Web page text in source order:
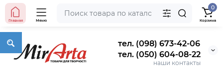
тел. (098) 673-42-06
тел. (050) 604-08-22
наши контакты
Главная Меню
0
Корзина